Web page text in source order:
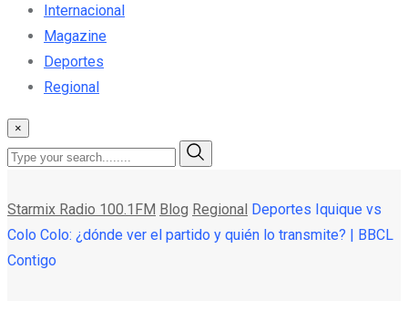
Internacional
Magazine
Deportes
Regional
×
Starmix Radio 100.1FM Blog Regional Deportes Iquique vs
Colo Colo: ¿dónde ver el partido y quién lo transmite? | BBCL
Contigo